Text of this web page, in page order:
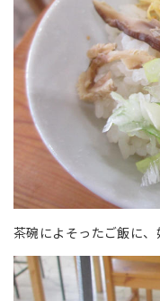
茶碗によそったご飯に、